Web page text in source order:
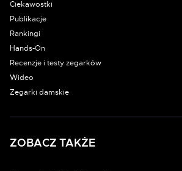
Ciekawostki
Publikacje
Rankingi
Hands-On
Recenzje i testy zegarków
Wideo
Zegarki damskie
ZOBACZ TAKŻE